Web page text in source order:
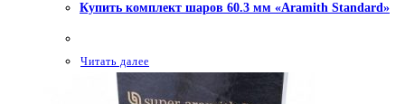
Купить комплект шаров 60.3 мм «Aramith Standard»
Читать далее